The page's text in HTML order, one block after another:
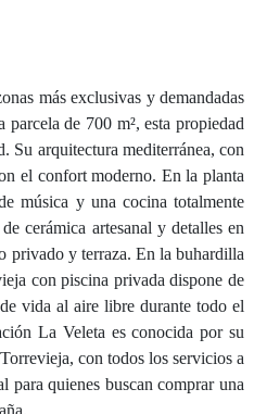
más exclusivas y demandadas
de 700 m², esta propiedad
Su arquitectura mediterránea, con
el confort moderno. En la planta
música y una cocina totalmente
cerámica artesanal y detalles en
privado y terraza. En la buhardilla
con piscina privada dispone de
vida al aire libre durante todo el
La Veleta es conocida por su
con todos los servicios a
para quienes buscan comprar una